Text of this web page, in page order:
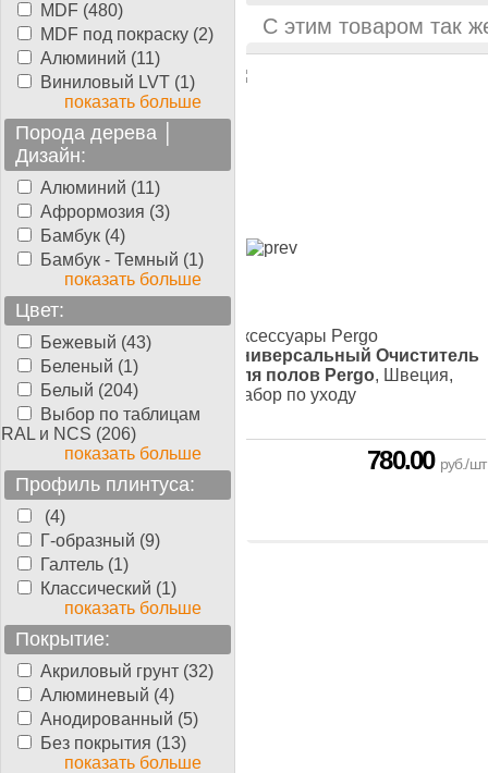
MDF (480)
MDF под покраску (2)
Алюминий (11)
Виниловый LVT (1)
показать больше
Порода дерева │
Дизайн:
Алюминий (11)
Афрормозия (3)
Бамбук (4)
Бамбук - Темный (1)
показать больше
Цвет:
Бежевый (43)
Беленый (1)
Белый (204)
Выбор по таблицам
RAL и NCS (206)
показать больше
Профиль плинтуса:
(4)
Г-образный (9)
Галтель (1)
Классический (1)
показать больше
Покрытие:
Акриловый грунт (32)
Алюминевый (4)
Анодированный (5)
Без покрытия (13)
показать больше
С этим товаром так
PergoНабор для
Pergo
, Швеция,
для укладки
966.00руб./шт
Аксессуары Pergo
Универсальный Очиститель
для полов Pergo, Швеция,
Набор по уходу
780.00 руб./шт